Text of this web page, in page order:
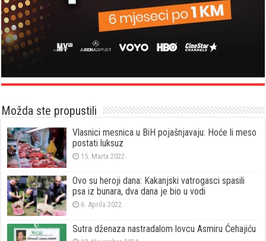
Možda ste propustili
Vlasnici mesnica u BiH pojašnjavaju: Hoće li meso
postati luksuz
15. Marta 2022.
Ovo su heroji dana: Kakanjski vatrogasci spasili
psa iz bunara, dva dana je bio u vodi
6. Aprila 2022.
Sutra dženaza nastradalom lovcu Asmiru Ćehajiću